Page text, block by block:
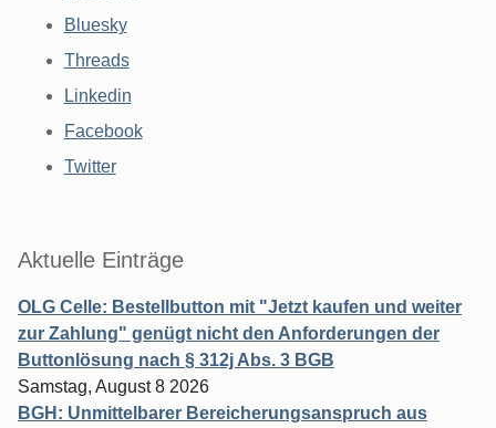
Bluesky
Threads
Linkedin
Facebook
Twitter
Aktuelle Einträge
OLG Celle: Bestellbutton mit "Jetzt kaufen und weiter
zur Zahlung" genügt nicht den Anforderungen der
Buttonlösung nach § 312j Abs. 3 BGB
Samstag, August 8 2026
BGH: Unmittelbarer Bereicherungsanspruch aus